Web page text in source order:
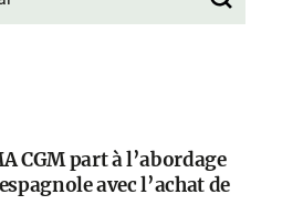
CGM part à l’abordage
avec l’achat de